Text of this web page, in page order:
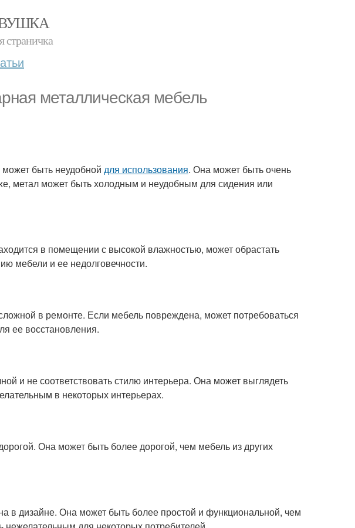
страничка
металлическая мебель
быть неудобной для использования. Она может быть очень
метал может быть холодным и неудобным для сидения или
в помещении с высокой влажностью, может обрастать
мебели и ее недолговечности.
в ремонте. Если мебель повреждена, может потребоваться
ее восстановления.
и не соответствовать стилю интерьера. Она может выглядеть
в некоторых интерьерах.
Она может быть более дорогой, чем мебель из других
в дизайне. Она может быть более простой и функциональной, чем